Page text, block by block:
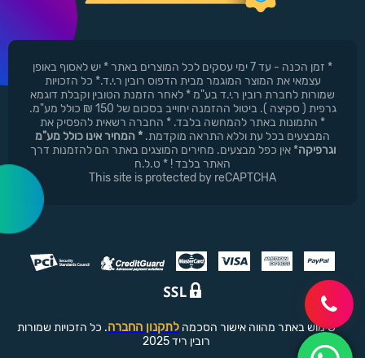
* זמן הכנה - עד 7 ימי עסקים לכל המוצרים באתר * יש לאסוף באופן
עצמאי את המוצר המוגמר מבית הדפוס רובין ר.י.ד.* כל הזכויות
שמורות לחברת רובין ר.י.ד בע"מ * לאחר הזמנת הטובין וקבלת דוגמא
גרפית ( סקיצה ). ביטול ההזמנה יחוייב בסכום של 150 ₪ כולל מע"מ.
* התמונות באתר להמחשה בלבד. * החברה רשאית להפסיק את
המבצעים בכל עת וללא התראה מוקדמת. * המחיר אינו כולל מע"מ
וגרפיקה* אין כפל מבצעים. מחירים המוצגים באתר הם להזמנות דרך
האתר בלבד ! * ט.ל.ח
This site is protected by reCAPTCHA
שימוש באתר מהווה אישור הסכמה לתקנון החברה. כל הזכויות שמורות
רובין ריד 2025